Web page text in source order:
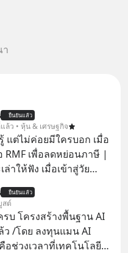
ยืนยันแล้ว
ล้ว • หุ้น & เศรษฐกิจ
แต่ไม่ค่อยมีใครบอก เมื่อ
RMF เพื่อลดหย่อนภาษี |
าให้ฟัง เมื่อเข้าสู่วัย
เพราะนอกจากจะช่วยลด
ว ยังเป็นโอกาสในการ
ยะยาว แต่น้อยคน
ยืนยันแล้ว
สต์
รบ โครงสร้างพื้นฐาน AI
/โดย ลงทุนแมน AI
อช่วงเวลาที่เทคโนโลยี